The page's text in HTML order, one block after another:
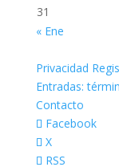
31
« Ene
Privacidad
Entradas:
Contacto
Facebook
X
RSS